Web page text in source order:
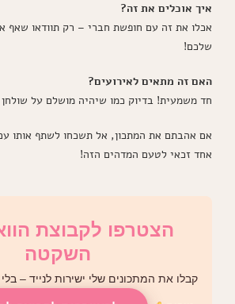
איך אוכלים את זה?
אכלו את זה עם חופשת חברי – רק תוודאו שאף
שלכם!
האם זה מתאים לאירועים?
חד משמעית! בדיוק כמו שיהיה מושלם על
אם אהבתם את המתכון, אל תשכחו לשתף אותו
אחד זכאי לטעם המדהים הזה!
הצטרפו לקבוצת
השקטה
קבלו את המתכונים שלי ישירות לנייד –